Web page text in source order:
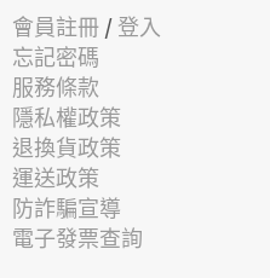
會員註冊 / 登入
忘記密碼
服務條款
隱私權政策
退換貨政策
運送政策
防詐騙宣導
電子發票查詢